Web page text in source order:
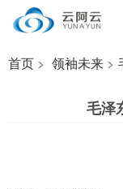
首页 领袖未来
毛泽